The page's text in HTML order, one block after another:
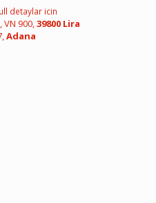
detaylar icin
900,39800 Lira
Adana